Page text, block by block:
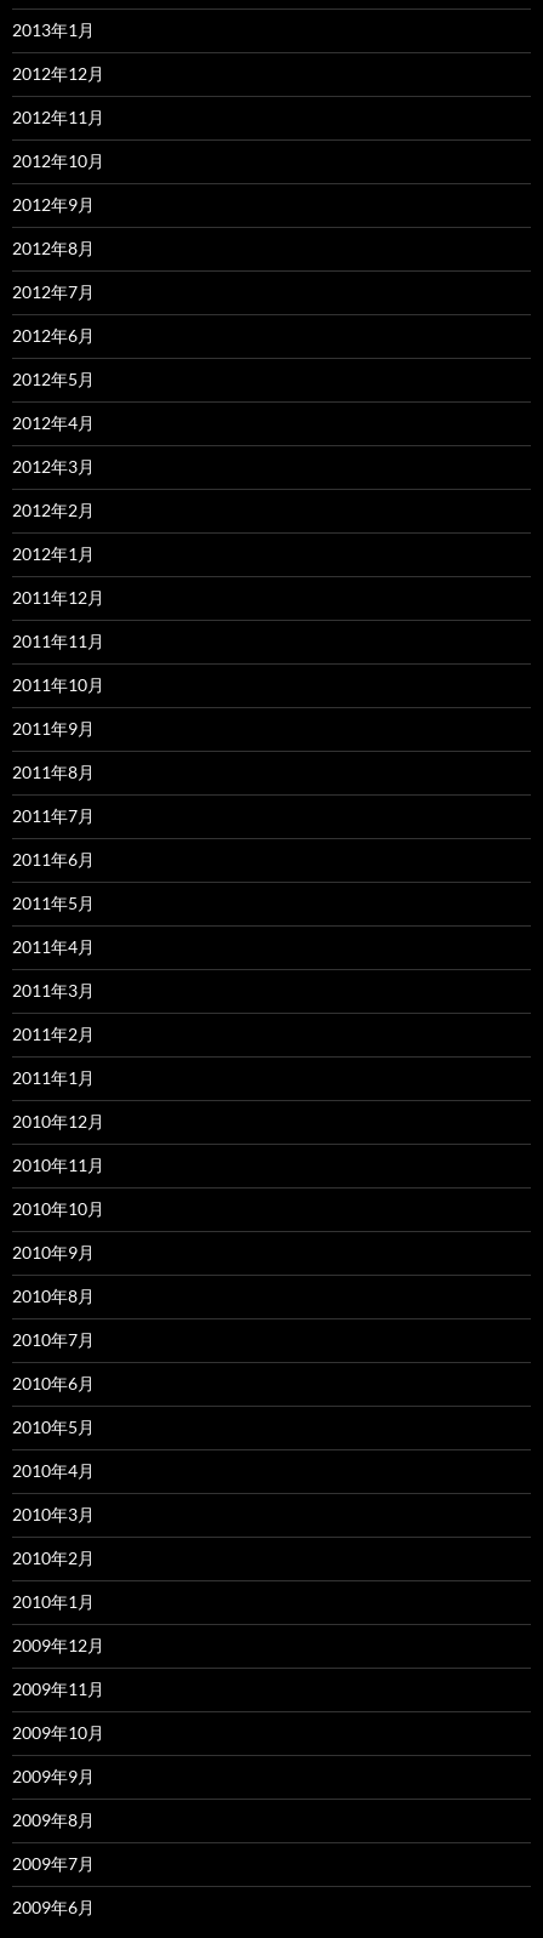
2013年1月
2012年12月
2012年11月
2012年10月
2012年9月
2012年8月
2012年7月
2012年6月
2012年5月
2012年4月
2012年3月
2012年2月
2012年1月
2011年12月
2011年11月
2011年10月
2011年9月
2011年8月
2011年7月
2011年6月
2011年5月
2011年4月
2011年3月
2011年2月
2011年1月
2010年12月
2010年11月
2010年10月
2010年9月
2010年8月
2010年7月
2010年6月
2010年5月
2010年4月
2010年3月
2010年2月
2010年1月
2009年12月
2009年11月
2009年10月
2009年9月
2009年8月
2009年7月
2009年6月